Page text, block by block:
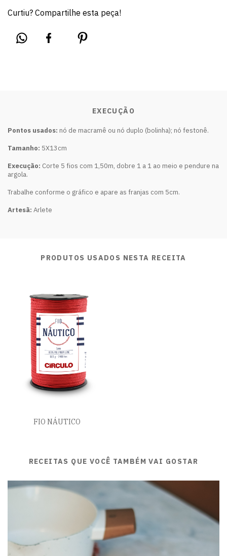
Curtiu? Compartilhe esta peça!
EXECUÇÃO
Pontos usados: nó de macramê ou nó duplo (bolinha); nó festonê.
Tamanho: 5X13cm
Execução: Corte 5 fios com 1,50m, dobre 1 a 1 ao meio e pendure na
argola.
Trabalhe conforme o gráfico e apare as franjas com 5cm.
Artesã: Arlete
PRODUTOS USADOS NESTA RECEITA
FIO NÁUTICO
RECEITAS QUE VOCÊ TAMBÉM VAI GOSTAR